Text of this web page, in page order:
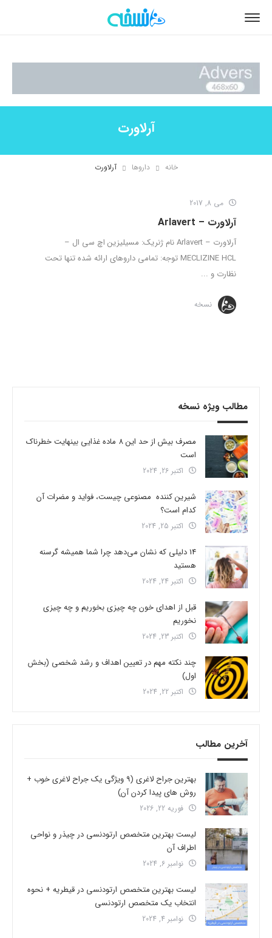
آرلاورت
خانه داروها آرلاورت
می 8, 2017
آرلاورت – Arlavert
آرلاورت – Arlavert نام ژنریک: مسیلیزین اچ سی ال –
MECLIZINE HCL توجه: تمامی داروهای ارائه شده تنها تحت
نظارت و ...
نسخه
مطالب ویژه نسخه
مصرف بیش از حد این 8 ماده غذایی بینهایت خطرناک
است
اکتبر 26, 2024
شیرین کننده مصنوعی چیست، فواید و مضرات آن
کدام است؟
اکتبر 25, 2024
14 دلیلی که نشان می‌دهد چرا شما همیشه گرسنه
هستید
اکتبر 24, 2024
قبل از اهدای خون چه چیزی بخوریم و چه چیزی
نخوریم
اکتبر 23, 2024
چند نکته مهم در تعیین اهداف و رشد شخصی (بخش
اول)
اکتبر 22, 2024
آخرین مطالب
بهترین جراح لاغری (9 ویژگی یک جراح لاغری خوب +
روش های پیدا کردن آن)
فوریه 22, 2026
لیست بهترین متخصص ارتودنسی در چیذر و نواحی
اطراف آن
نوامبر 6, 2024
لیست بهترین متخصص ارتودنسی در قیطریه + نحوه
انتخاب یک متخصص ارتودنسی
نوامبر 4, 2024